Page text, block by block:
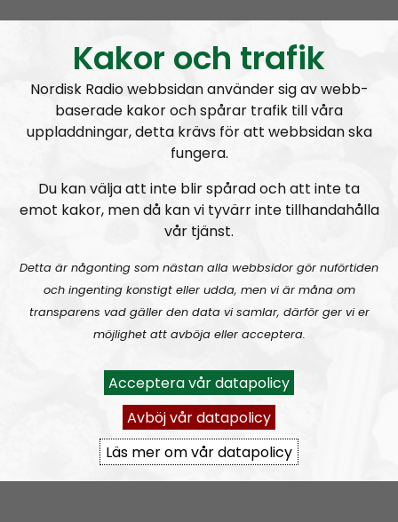
men försöker ändå hålla en hyfsat låg nivå.
https://nordiskradio.se/?format=mp3-
rss&show=mer-n-ord
MÄO#325:Pride och Classic Car Week
MÄO#324Lilla Mer än ord – Nordendagarna & dans i skogen
Kakor och trafik
Nordisk Radio webbsidan använder sig av webb-
baserade kakor och spårar trafik till våra
uppladdningar, detta krävs för att webbsidan ska
fungera.
Du kan välja att inte blir spårad och att inte ta
emot kakor, men då kan vi tyvärr inte tillhandahålla
vår tjänst.
Detta är någonting som nästan alla webbsidor gör nuförtiden
och ingenting konstigt eller udda, men vi är måna om
transparens vad gäller den data vi samlar, därför ger vi er
möjlighet att avböja eller acceptera.
Acceptera vår datapolicy
Avböj vår datapolicy
Läs mer om vår datapolicy